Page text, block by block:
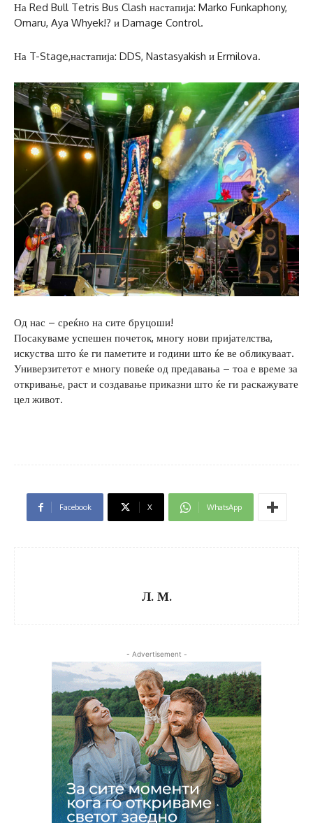
На Red Bull Tetris Bus Clash настапија: Marko Funkaphony,
Omaru, Aya Whyek!? и Damage Control.
На T-Stage,настапија: DDS, Nastasyakish и Ermilova.
Од нас – среќно на сите бруцоши!
Посакуваме успешен почеток, многу нови пријателства,
искуства што ќе ги паметите и години што ќе ве обликуваат.
Универзитетот е многу повеќе од предавања – тоа е време за
откривање, раст и создавање приказни што ќе ги раскажувате
цел живот.
Facebook X WhatsApp
Л. М.
- Advertisement -